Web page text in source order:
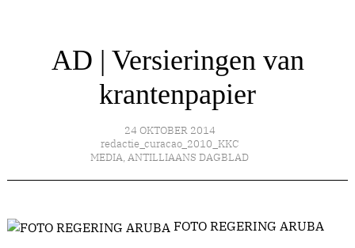
AD | Versieringen van
krantenpapier
24 OKTOBER 2014
redactie_curacao_2010_KKC
MEDIA, ANTILLIAANS DAGBLAD
FOTO REGERING ARUBA